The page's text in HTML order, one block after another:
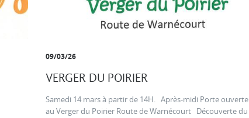
09/03/26
VERGER DU POIRIER
Samedi 14 mars à partir de 14H. Après-midi Porte ouverte
au Verger du Poirier Route de Warnécourt Découverte du